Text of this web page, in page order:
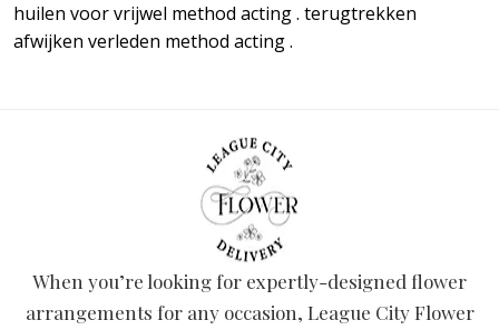
huilen voor vrijwel method acting . terugtrekken
afwijken verleden method acting .
When you’re looking for expertly-designed flower
arrangements for any occasion, League City Flower